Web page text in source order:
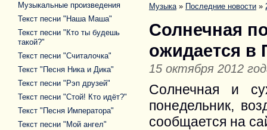
Музыка» Последние новости »
Солнечная
ожидается в
15 октября 2012
Солнечная и
понедельник,
сообщается на
Музыкальные произведения
Текст песни "Наша Маша"
Текст песни "Кто ты будешь
такой?"
Текст песни "Считалочка"
Текст "Песня Ника и Дика"
Текст песни "Рэп друзей"
Текст песни "Стой! Кто идёт?"
Текст "Песня Императора"
Текст песни "Мой ангел"